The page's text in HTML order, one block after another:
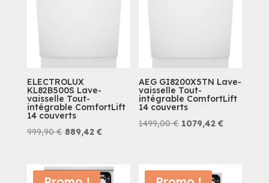
ELECTROLUX
KL82B500S Lave-
vaisselle Tout-
intégrable ComfortLift
14 couverts
999,90€ Le
était :
889,42 €Le
est :
AEG GI8200X5TN Lave-
vaisselle Tout-
intégrable ComfortLift
14 couverts
1499,00€ Le
était :
1079,42€Le